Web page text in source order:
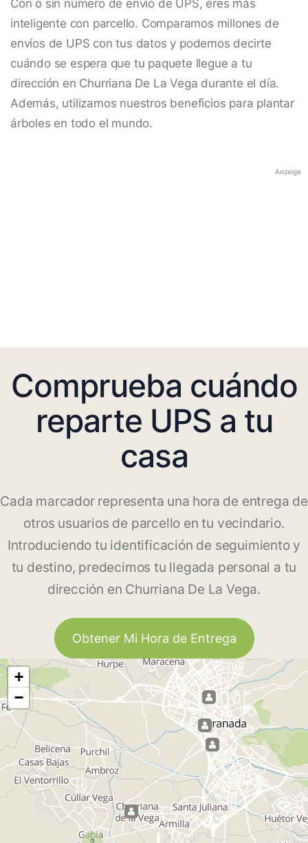
Con o sin número de envío de UPS, eres más
inteligente con parcello. Comparamos millones de
envíos de UPS con tus datos y podemos decirte
cuándo se espera que tu paquete llegue a tu
dirección en Churriana De La Vega durante el día.
Además, utilizamos nuestros beneficios para plantar
árboles en todo el mundo.
Anzeige
Comprueba cuándo
reparte UPS a tu
casa
Cada marcador representa una hora de entrega de
otros usuarios de parcello en tu vecindario.
Introduciendo tu identificación de seguimiento y
tu destino, predecimos tu llegada personal a tu
dirección en Churriana De La Vega.
Obtener Mi Hora de Entrega
+
−